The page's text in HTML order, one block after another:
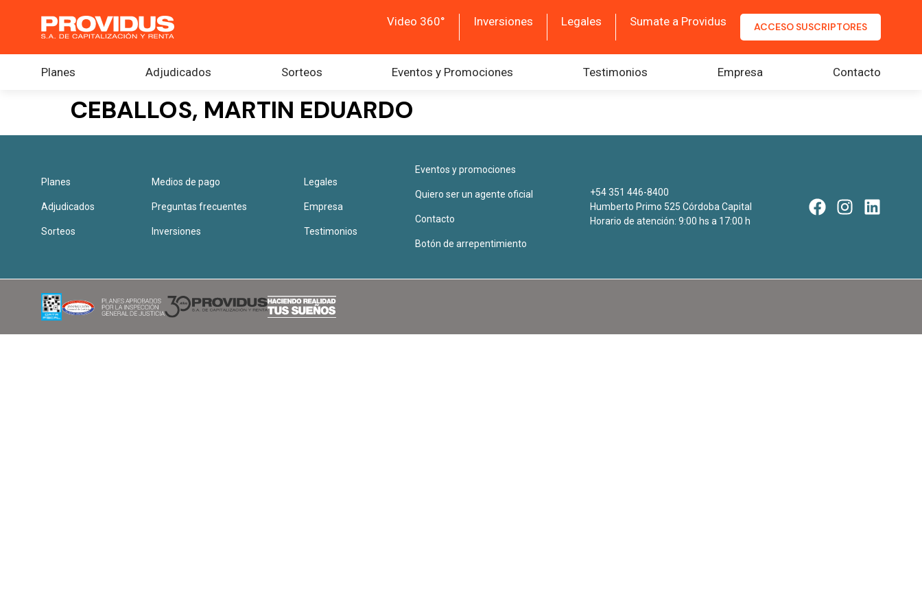
Video 360° Inversiones Legales Sumate a Providus ACCESO SUSCRIPTORES
Planes Adjudicados Sorteos Eventos y Promociones Testimonios Empresa Contacto
CEBALLOS, MARTIN EDUARDO
Planes
Adjudicados
Sorteos
Medios de pago
Preguntas frecuentes
Inversiones
Legales
Empresa
Testimonios
Eventos y promociones
Quiero ser un agente oficial
Contacto
Botón de arrepentimiento
+54 351 446-8400
Humberto Primo 525 Córdoba Capital
Horario de atención: 9:00 hs a 17:00 h